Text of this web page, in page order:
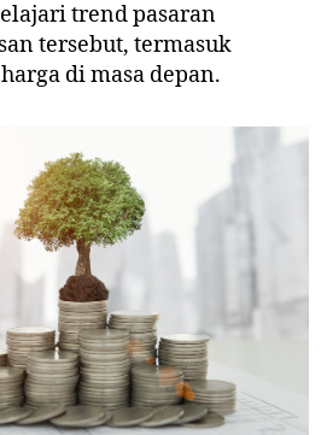
trend pasaran
tersebut, termasuk
di masa depan.